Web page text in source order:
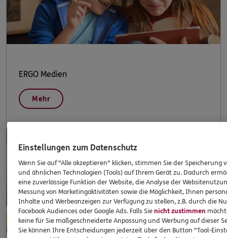
ERGO Medien
Mehr
Einstellungen zum Datenschutz
Wenn Sie auf "Alle akzeptieren" klicken, stimmen Sie der Speicherung
und ähnlichen Technologien (Tools) auf Ihrem Gerät zu. Dadurch
eine zuverlässige Funktion der Website, die Analyse der
Messung von Marketingaktivitäten sowie die Möglichkeit, Ihnen
Inhalte und Werbeanzeigen zur Verfügung zu stellen, z.B. durch die
Facebook Audiences oder Google Ads. Falls Sienicht zustimmen
keine für Sie maßgeschneiderte Anpassung und Werbung auf dieser
Sie können Ihre Entscheidungen jederzeit über den Button "Tool-